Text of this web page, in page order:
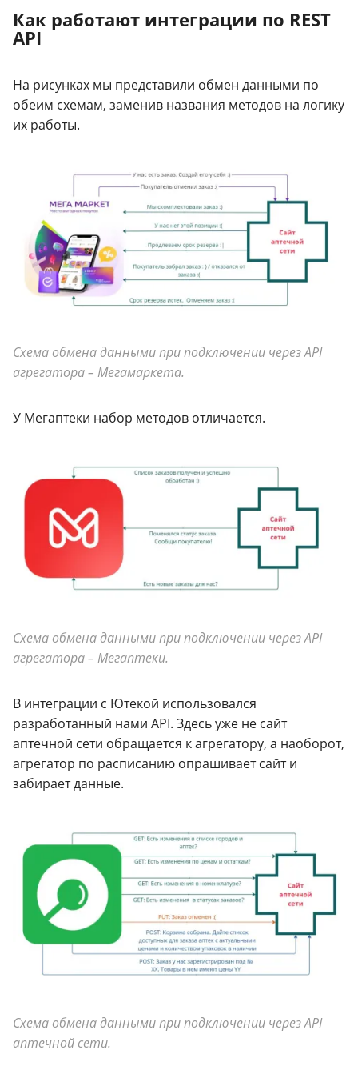
Как работают интеграции по REST
API
На рисунках мы представили обмен данными по
обеим схемам, заменив названия методов на логику
их работы.
Схема обмена данными при подключении через API
агрегатора – Мегамаркета.
У Мегаптеки набор методов отличается.
Схема обмена данными при подключении через API
агрегатора – Мегаптеки.
В интеграции с Ютекой использовался
разработанный нами API. Здесь уже не сайт
аптечной сети обращается к агрегатору, а наоборот,
агрегатор по расписанию опрашивает сайт и
забирает данные.
Схема обмена данными при подключении через API
аптечной сети.